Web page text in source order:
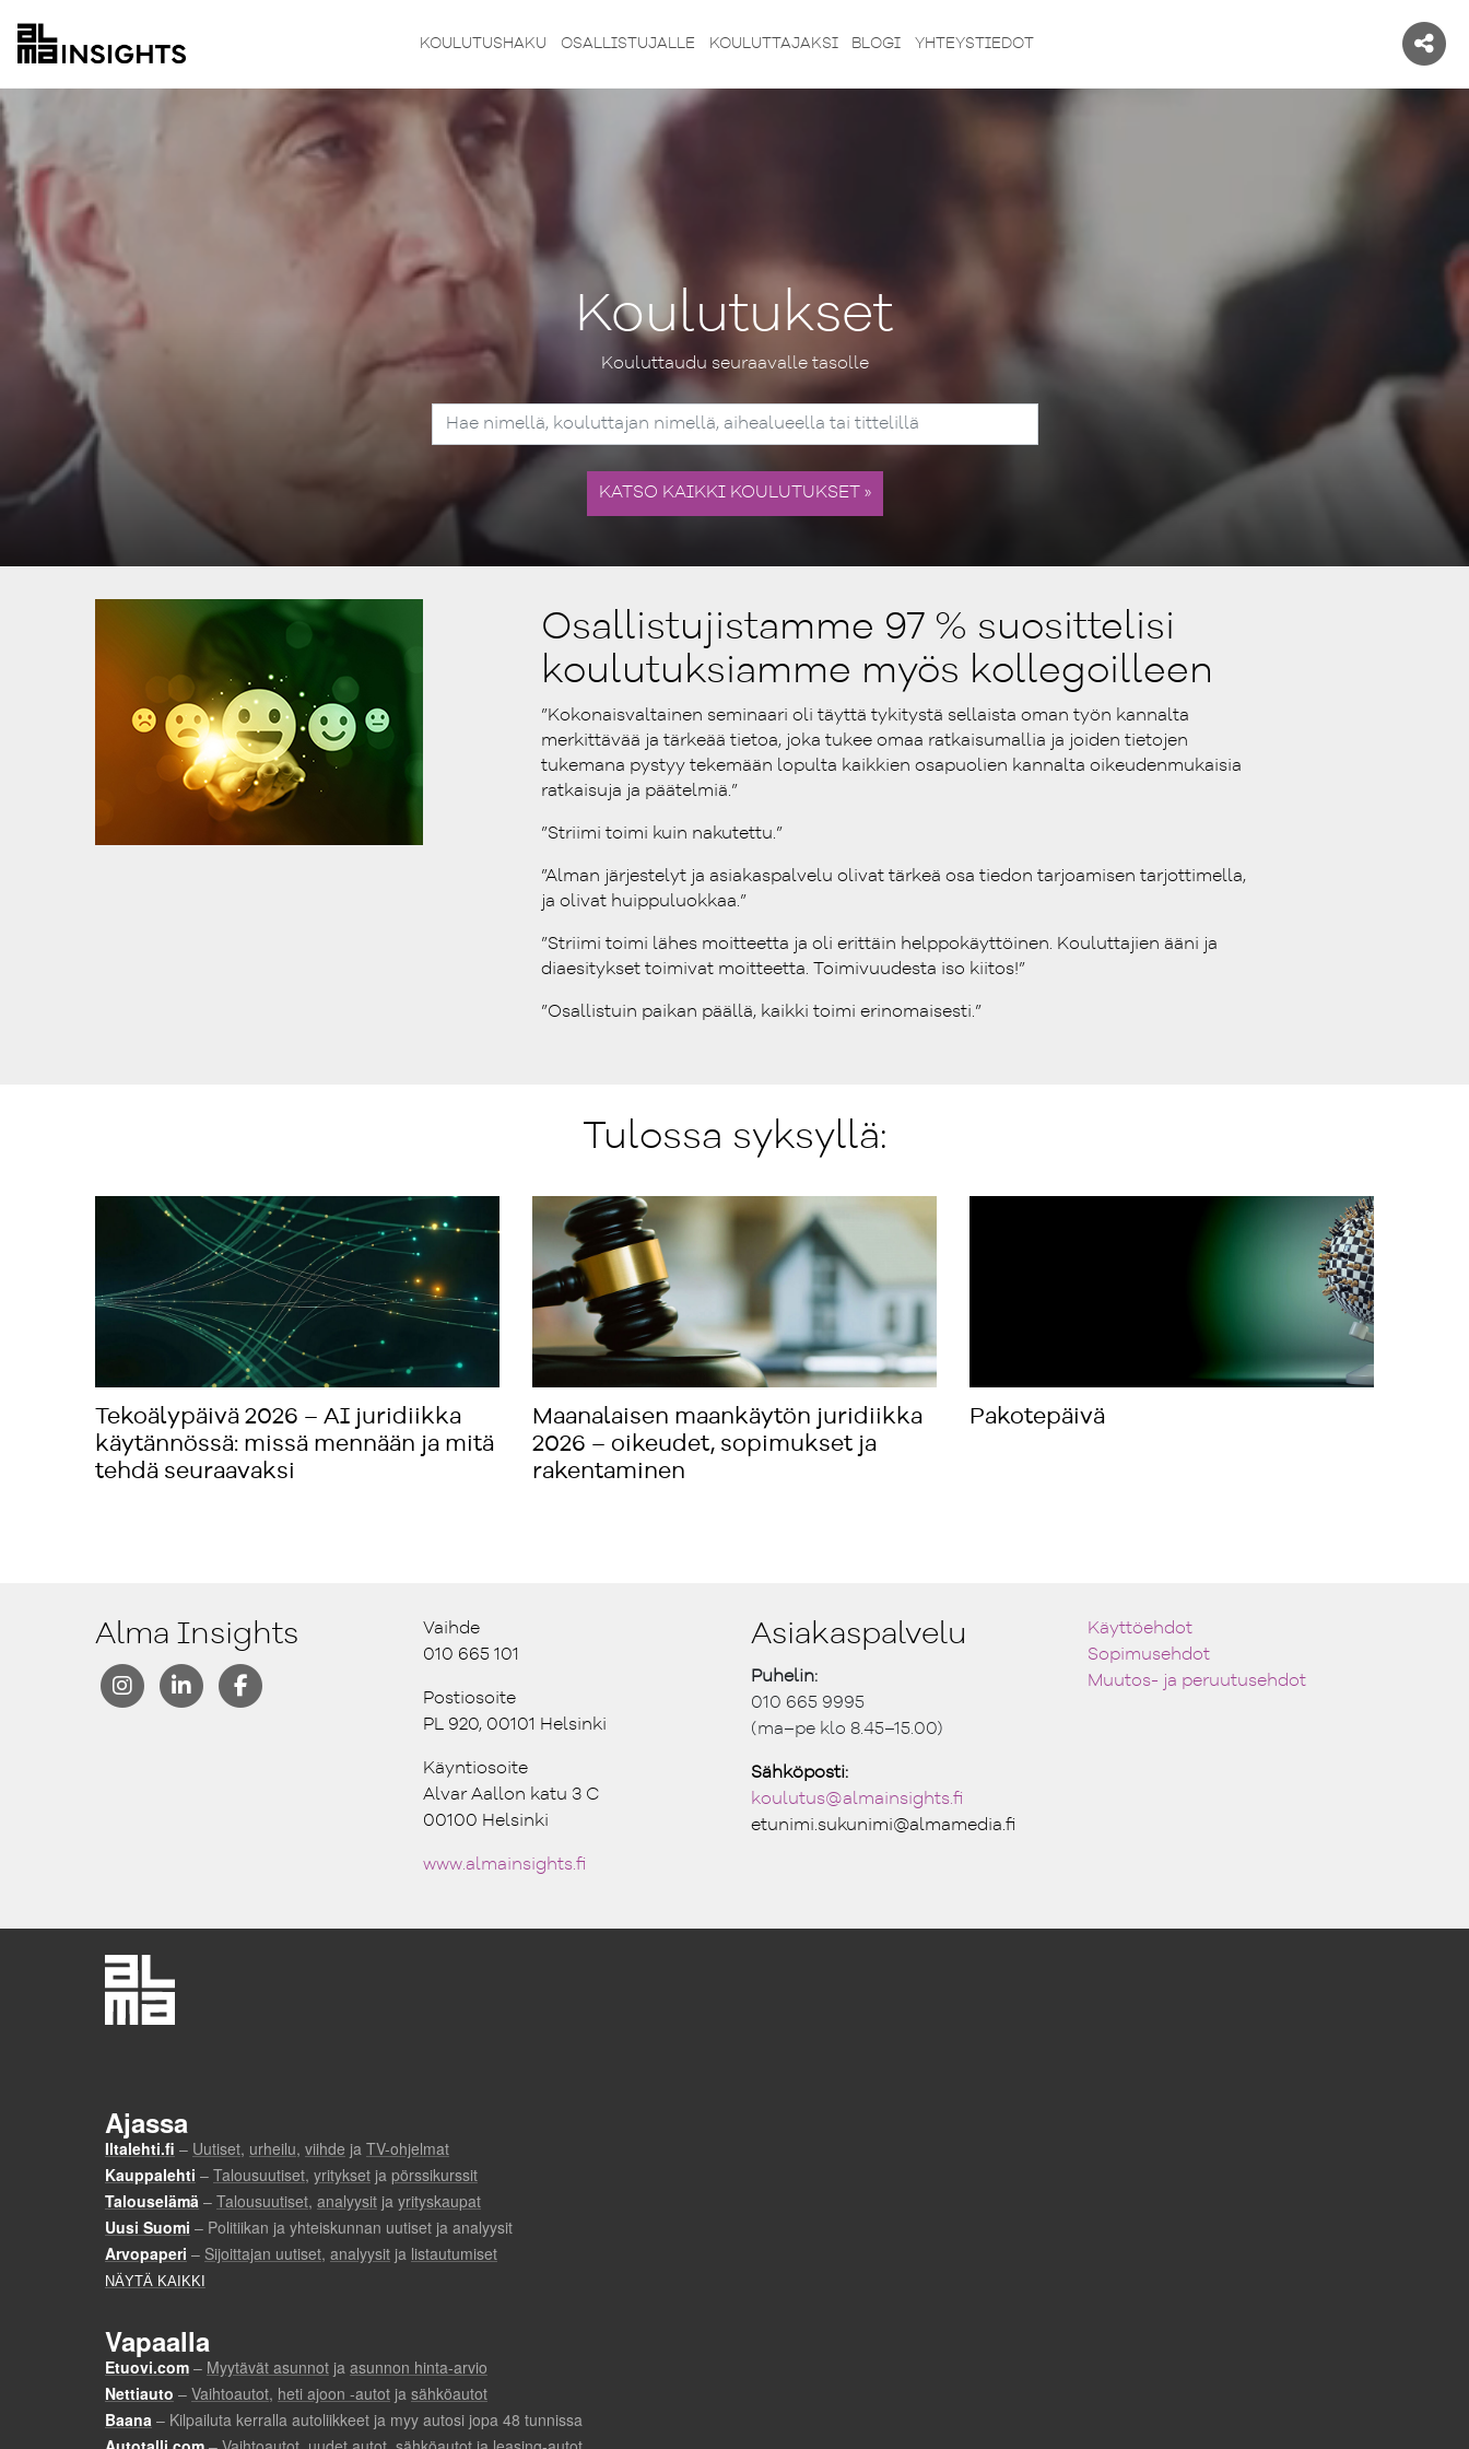
KOULUTUSHAKU OSALLISTUJALLE KOULUTTAJAKSI BLOGI YHTEYSTIEDOT
Koulutukset
Kouluttaudu seuraavalle tasolle
Osallistujistamme 97 % suosittelisi
koulutuksiamme myös kollegoilleen
”Kokonaisvaltainen seminaari oli täyttä tykitystä sellaista oman työn kannalta
merkittävää ja tärkeää tietoa, joka tukee omaa ratkaisumallia ja joiden tietojen
tukemana pystyy tekemään lopulta kaikkien osapuolien kannalta oikeudenmukaisia
ratkaisuja ja päätelmiä.”​
​”Striimi toimi kuin nakutettu.”​
​”Alman järjestelyt ja asiakaspalvelu olivat tärkeä osa tiedon tarjoamisen tarjottimella,
ja olivat huippuluokkaa.”
”Striimi toimi lähes moitteetta ja oli erittäin helppokäyttöinen. Kouluttajien ääni ja
diaesitykset toimivat moitteetta. Toimivuudesta iso kiitos!”
”Osallistuin paikan päällä, kaikki toimi erinomaisesti.”
Tulossa syksyllä:
Tekoälypäivä 2026 – AI juridiikka
käytännössä: missä mennään ja mitä
tehdä seuraavaksi
Maanalaisen maankäytön juridiikka
2026 – oikeudet, sopimukset ja
rakentaminen
Pakotepäivä
Alma Insights
Vaihde
010 665 101
Postiosoite
PL 920, 00101 Helsinki
Käyntiosoite
Alvar Aallon katu 3 C
00100 Helsinki
www.almainsights.fi
Asiakaspalvelu
Puhelin:
010 665 9995
(ma–pe klo 8.45–15.00)
Sähköposti:
koulutus@ almainsights.fi
etunimi.sukunimi@almamedia.fi
Käyttöehdot
Sopimusehdot
Muutos- ja peruutusehdot